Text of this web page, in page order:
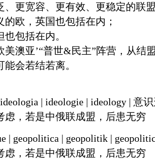
、更宽容、更有效、更稳定的联
的欧，英国也包括在内；
包括在内。
美澳亚’“普世&民主”阵营，从结
会若结若离。
| ideologie | ideology | 意
虑，若是中俄联成盟，后患无穷
| geopolitica | geopolitik |
虑，若是中俄联成盟，后患无穷